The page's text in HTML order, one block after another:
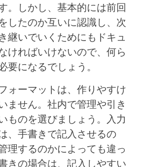
。しかし、基本的には前回
したのか互いに認識し、次
継いでいくためにもドキュ
ければいけないので、何ら
要になるでしょう。
ォーマットは、作りやすけ
ません。社内で管理や引き
ものを選びましょう。入力
、手書きで記入させるの
理するのかによっても違っ
きの場合は、記入しやすい